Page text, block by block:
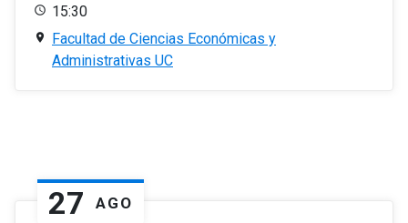
15:30
Facultad de Ciencias Económicas y
Administrativas UC
27 AGO